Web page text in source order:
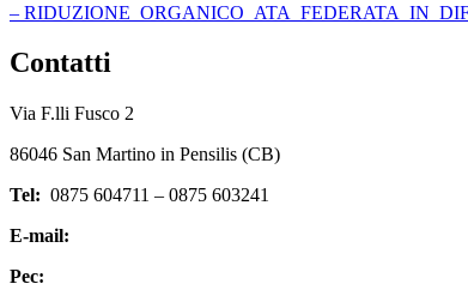
–
Contatti
Via F.lli Fusco 2
86046 San Martino in Pensilis (CB)
Tel: 0875 604711 – 0875 603241
E-mail:
Pec: